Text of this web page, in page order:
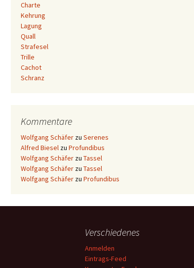
Charte
Kehrung
Lagung
Quall
Strafesel
Trille
Cachot
Schranz
Kommentare
Wolfgang Schäfer zu Serenes
Alfred Biesel zu Profundibus
Wolfgang Schäfer zu Tassel
Wolfgang Schäfer zu Tassel
Wolfgang Schäfer zu Profundibus
Verschiedenes
Anmelden
Eintrags-Feed